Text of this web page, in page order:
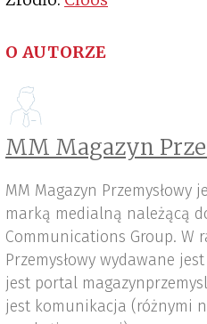
O AUTORZE
MM Magazyn
MM Magazyn Przemysłowy
marką medialną należącą
Communications Group. W
Przemysłowy wydawane
jest portal
jest komunikacja (różnymi